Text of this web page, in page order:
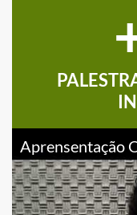
Aprensentação